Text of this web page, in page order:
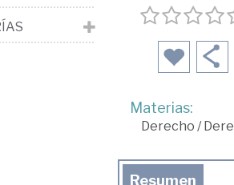
Materias:
Derecho /
Resumen